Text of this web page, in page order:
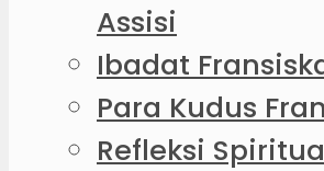
Assisi
Ibadat
Para Kudus
Refleksi